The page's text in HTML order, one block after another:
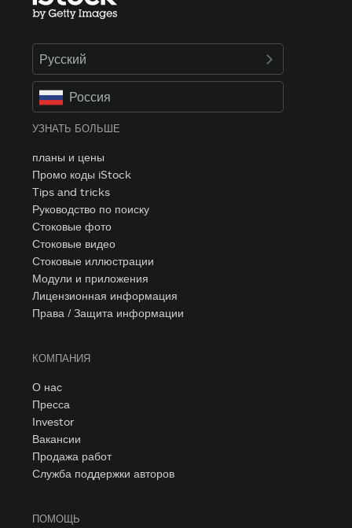
Русский
Россия
УЗНАТЬ БОЛЬШЕ
планы и цены
Промо коды iStock
Tips and tricks
Руководство по поиску
Стоковые фото
Стоковые видео
Стоковые иллюстрации
Модули и приложения
Лицензионная информация
Права / Защита информации
КОМПАНИЯ
О нас
Пресса
Investor
Вакансии
Продажа работ
Служба поддержки авторов
ПОМОЩЬ